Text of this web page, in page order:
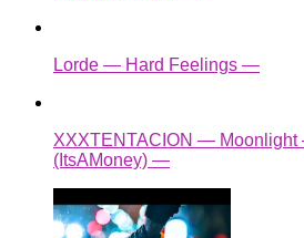
Lorde — Hard Feelings —
XXXTENTACION —
(ItsAMoney) —